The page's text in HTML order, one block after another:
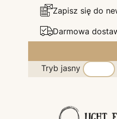
Zapisz się do
Darmowa
Tryb jasny